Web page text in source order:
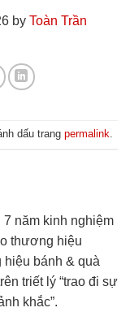
by Toàn Trần
dấu trang permalink.
7 năm kinh nghiệm
thương hiệu
hiệu bánh & quà
triết lý “trao đi sự
khắc”.